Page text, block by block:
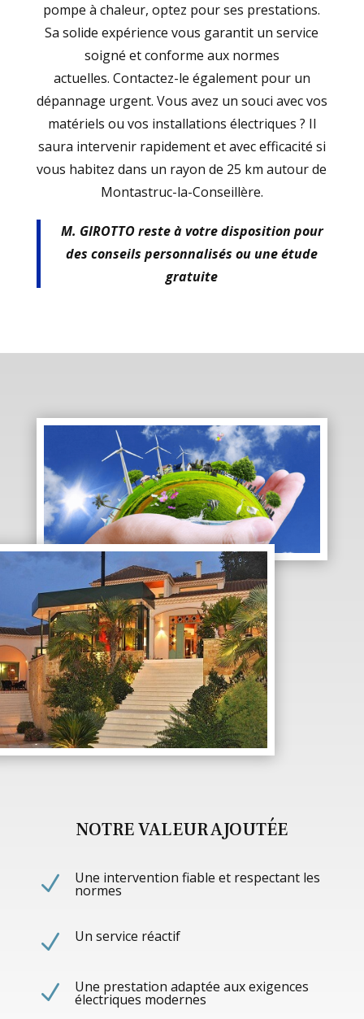
pompe à chaleur, optez pour ses prestations.
Sa solide expérience vous garantit un service
soigné et conforme aux normes
actuelles. Contactez-le également pour un
dépannage urgent. Vous avez un souci avec vos
matériels ou vos installations électriques ? Il
saura intervenir rapidement et avec efficacité si
vous habitez dans un rayon de 25 km autour de
Montastruc-la-Conseillère.
M. GIROTTO reste à votre disposition pour
des conseils personnalisés ou une étude
gratuite
NOTRE VALEUR AJOUTÉE
N Une intervention fiable et respectant les
normes
N Un service réactif
N Une prestation adaptée aux exigences
électriques modernes